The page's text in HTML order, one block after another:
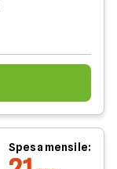
Spesa mensile: